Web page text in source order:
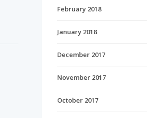
February 2018
January 2018
December 2017
November 2017
October 2017